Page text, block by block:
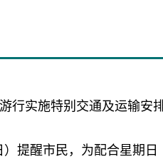
行实施特别交通及运输安
提醒市民，为配合星期日